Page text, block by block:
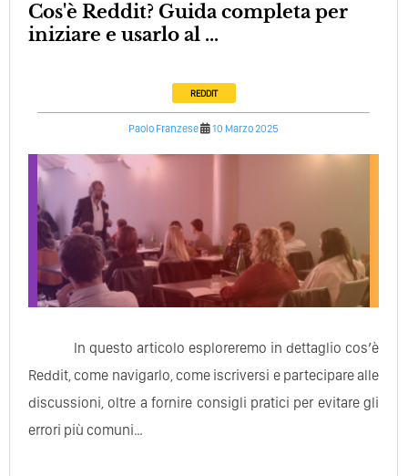
Cos'è Reddit? Guida completa per
iniziare e usarlo al ...
REDDIT
Paolo Franzese 10 Marzo 2025
In questo articolo esploreremo in dettaglio cos’è
Reddit, come navigarlo, come iscriversi e partecipare alle
discussioni, oltre a fornire consigli pratici per evitare gli
errori più comuni…